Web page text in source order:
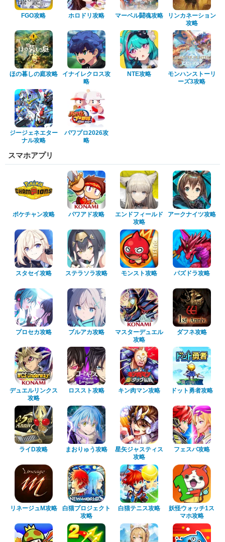
FGO攻略 ホロドリ攻略 マーベル闘魂攻略
リンカネーション
攻略
ほの暮しの庭攻略
イナイレクロス攻
略
NTE攻略
モンハンストーリ
ーズ3攻略
ジージェネエター
ナル攻略
パワプロ2026攻
略
スマホアプリ
ポケチャン攻略 パワアド攻略
エンドフィールド
攻略
アークナイツ攻略
スタセイ攻略 ステラソラ攻略 モンスト攻略 パズドラ攻略
プロセカ攻略 ブルアカ攻略
マスターデュエル
攻略
ダフネ攻略
デュエルリンクス
攻略
ロススト攻略 キン肉マン攻略 ドット勇者攻略
ライD攻略 まおりゅう攻略
星矢ジャスティス
攻略
フェスバ攻略
リネージュM攻略
白猫プロジェクト
攻略
白猫テニス攻略
妖怪ウォッチ1ス
マホ攻略